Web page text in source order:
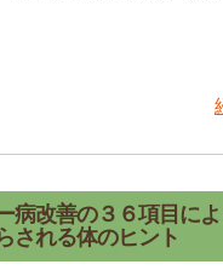
病改善の３６項目に
される体のヒント